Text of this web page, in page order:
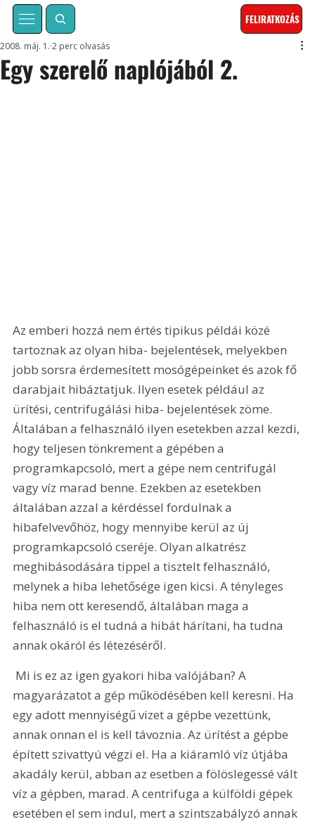
FELIRATKOZÁS
Egy szerelő naplójából 2.
2008. máj. 1. 2 perc olvasás
Az emberi hozzá nem értés tipikus példái közé
tartoznak az olyan hiba- bejelentések, melyekben
jobb sorsra érdemesített mosógépeinket és azok fő
darabjait hibáztatjuk. Ilyen esetek például az
ürítési, centrifugálási hiba- bejelentések zöme.
Általában a felhasználó ilyen esetekben azzal kezdi,
hogy teljesen tönkrement a gépében a
programkapcsoló, mert a gépe nem centrifugál
vagy víz marad benne. Ezekben az esetekben
általában azzal a kérdéssel fordulnak a
hibafelvevőhöz, hogy mennyibe kerül az új
programkapcsoló cseréje. Olyan alkatrész
meghibásodására tippel a tisztelt felhasználó,
melynek a hiba lehetősége igen kicsi. A tényleges
hiba nem ott keresendő, általában maga a
felhasználó is el tudná a hibát hárítani, ha tudna
annak okáról és létezéséről.
magyarázatot a gép működésében kell keresni. Ha
egy adott mennyiségű vizet a gépbe vezettünk,
annak onnan el is kell távoznia. Az ürítést a gépbe
épített szivattyú végzi el. Ha a kiáramló víz útjába
akadály kerül, abban az esetben a fölöslegessé vált
víz a gépben, marad. A centrifuga a külföldi gépek
esetében el sem indul, mert a szintszabályzó annak